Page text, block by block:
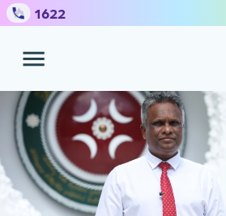
1622
ޝަކުވާ ހުށައެޅުމަށް